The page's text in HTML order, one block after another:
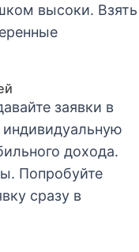
высоки. Взять
заявки в
дохода.
Попробуйте
сразу в